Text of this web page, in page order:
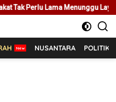
Menunggu Layanan Pertanahan
NUSANTARA POLITIK